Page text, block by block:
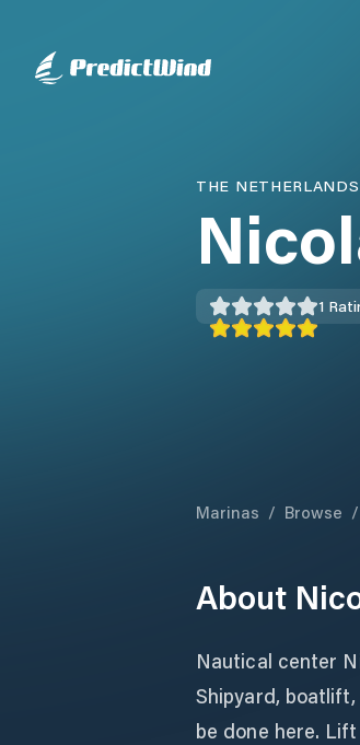
THE NETHERLANDS
1
Marinas / Browse /
About
Nautical center
Shipyard,
be done here.